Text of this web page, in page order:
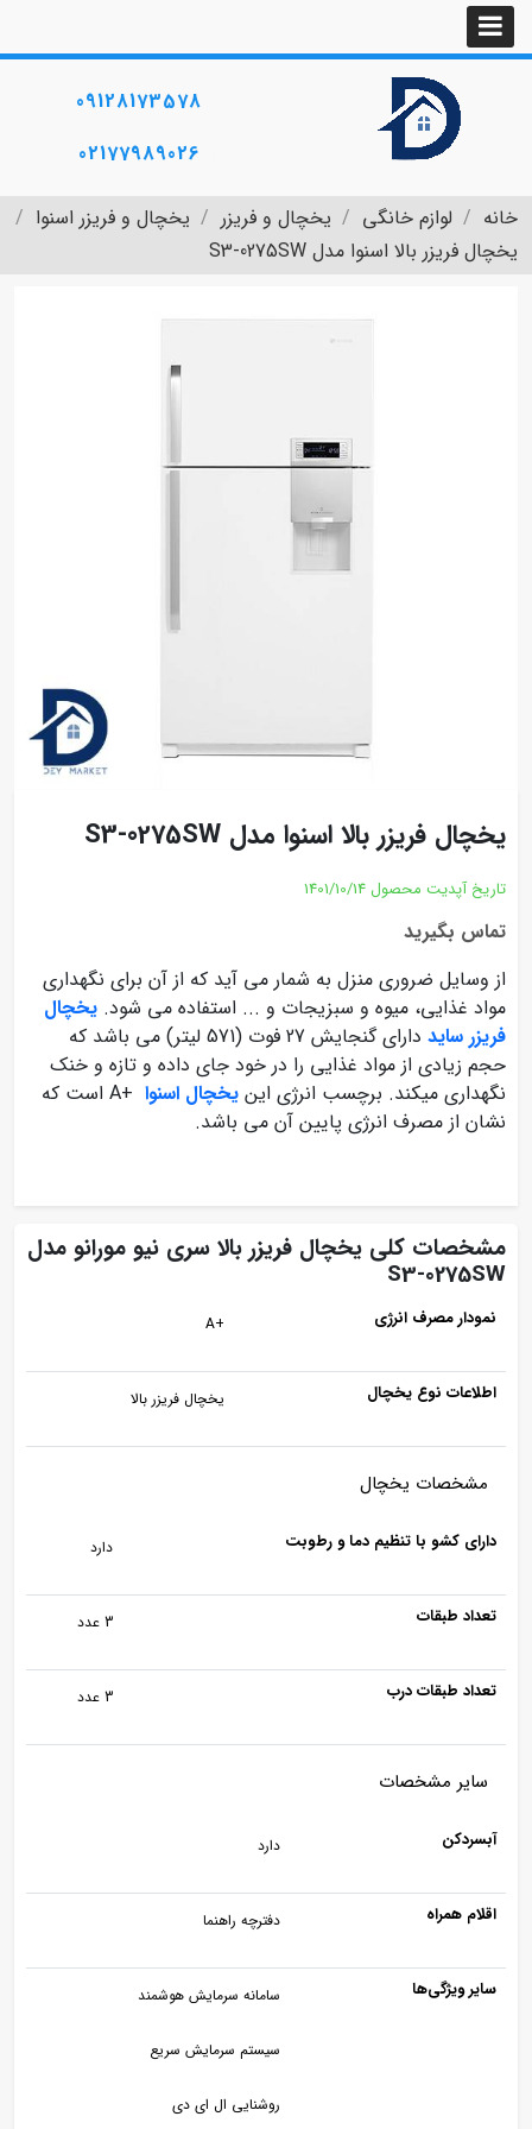
09128173578
02177989026
خانه لوازم خانگی یخچال و فریزر
یخچال و فریزر اسنوا
یخچال فریزر بالا اسنوا مدل S3-0275SW
یخچال فریزر بالا اسنوا مدل S3-0275SW
تاریخ آپدیت محصول 1401/10/14
تماس بگیرید
از وسایل ضروری منزل به شمار می آید که از آن برای نگهداری
مواد غذایی، میوه و سبزیجات و ... استفاده می شود. یخچال
فریزر ساید
دارای گنجایش 27 فوت (571 لیتر) می باشد که
حجم زیادی از مواد غذایی را در خود جای داده و تازه و خنک
نگهداری میکند. برچسب انرژی این یخچال اسنوا
+A است که
نشان از مصرف انرژی پایین آن می باشد.
مشخصات کلی یخچال فریزر بالا سری نیو مورانو مدل
S3-0275SW
نمودار مصرف انرژی +A
اطلاعات نوع یخچال یخچال فریزر بالا
مشخصات یخچال
دارای کشو با تنظیم دما و رطوبت دارد
تعداد طبقات 3 عدد
تعداد طبقات درب 3 عدد
سایر مشخصات
آبسردکن دارد
اقلام همراه دفترچه راهنما
سایر ویژگی‌ها سامانه سرمایش هوشمند
سیستم سرمایش سریع
روشنایی ال ای دی